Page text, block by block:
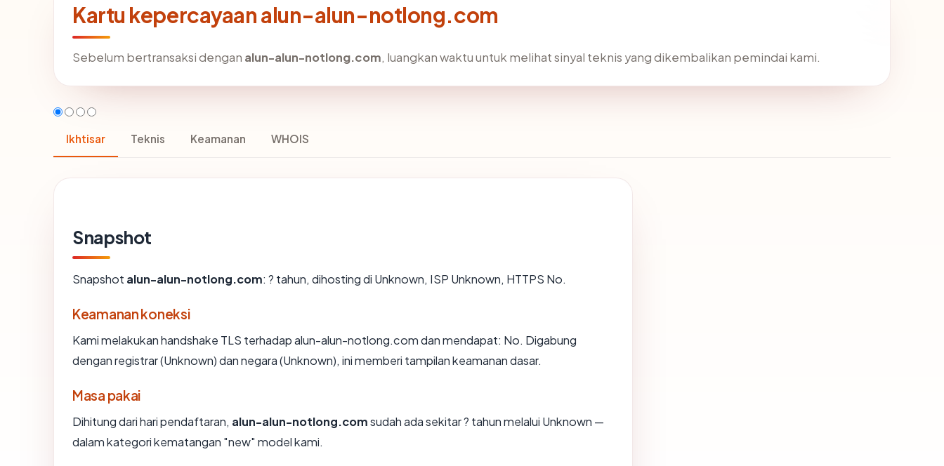
Kartu kepercayaan alun-alun-notlong.com
Sebelum bertransaksi dengan alun-alun-notlong.com, luangkan waktu untuk melihat sinyal teknis yang dikembalikan pemindai kami.
Ikhtisar Teknis Keamanan WHOIS
Snapshot
Snapshot alun-alun-notlong.com: ? tahun, dihosting di Unknown, ISP Unknown, HTTPS No.
Keamanan koneksi
Kami melakukan handshake TLS terhadap alun-alun-notlong.com dan mendapat: No. Digabung
dengan registrar (Unknown) dan negara (Unknown), ini memberi tampilan keamanan dasar.
Masa pakai
Dihitung dari hari pendaftaran, alun-alun-notlong.comsudah ada sekitar ? tahun melalui Unknown —
dalam kategori kematangan "new" model kami.